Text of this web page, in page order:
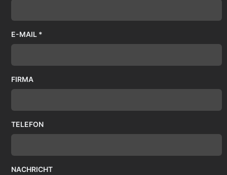
E-MAIL *
FIRMA
TELEFON
NACHRICHT